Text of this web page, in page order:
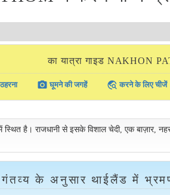
का यात्रा गाइड NAKHON
photo_camera घूमने की जगहें travel_explore करने के लिए चीजें
है। राजधानी से इसके विशाल चेदी, एक बाज़ार,
गंतव्य के अनुसार थाईलैंड में भ्रमण